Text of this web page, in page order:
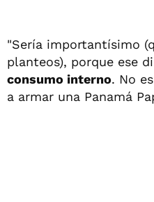
"Sería importantísimo
planteos), porque ese
consumo interno. No
a armar una Panamá